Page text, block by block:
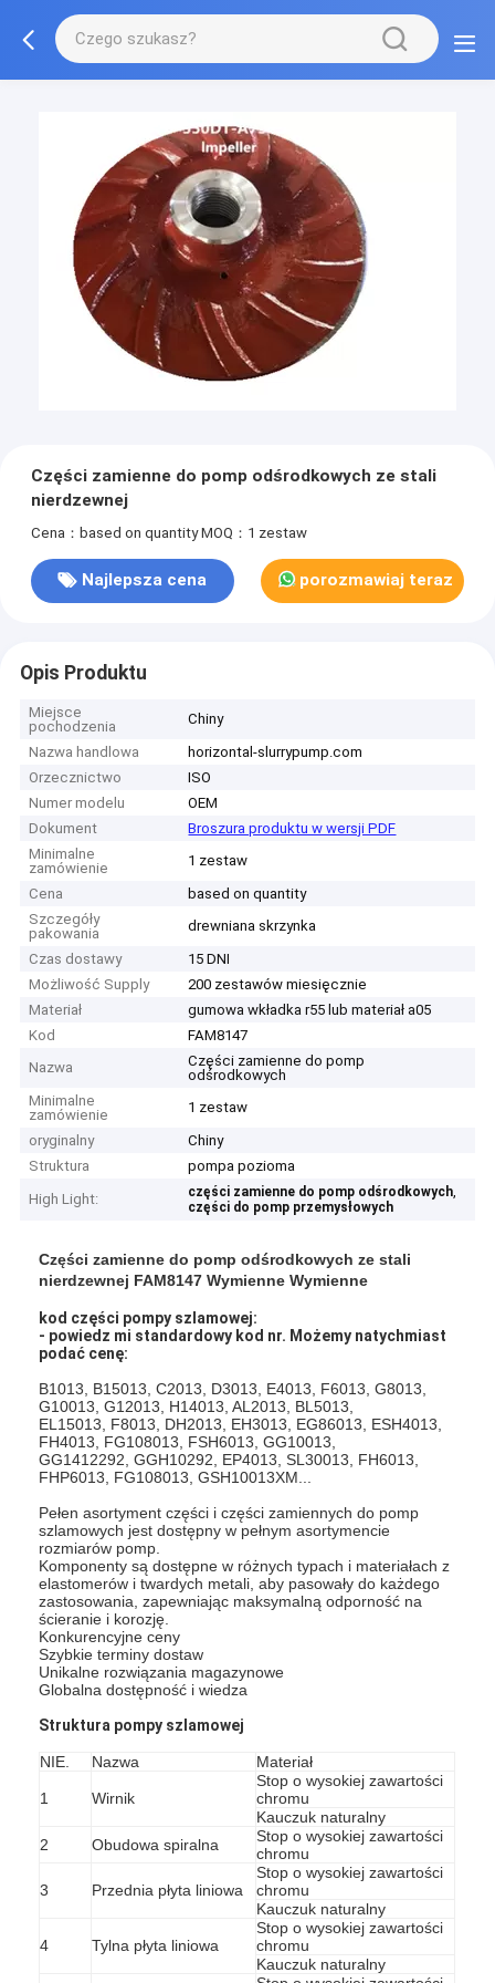
Części zamienne do pomp odśrodkowych ze stali
nierdzewnej
Cena：based on quantity MOQ：1 zestaw
Najlepsza cena porozmawiaj teraz
Opis Produktu
Miejsce
pochodzenia
Chiny
Nazwa handlowa
horizontal-slurrypump.com
Orzecznictwo
ISO
Numer modelu
OEM
Dokument
Broszura produktu w wersji PDF
Minimalne
zamówienie
1 zestaw
Cena
based on quantity
Szczegóły
pakowania
drewniana skrzynka
Czas dostawy
15 DNI
Możliwość Supply
200 zestawów miesięcznie
Materiał
gumowa wkładka r55 lub materiał a05
Kod
FAM8147
Nazwa
Części zamienne do pomp
odśrodkowych
Minimalne
zamówienie
1 zestaw
oryginalny
Chiny
Struktura
pompa pozioma
High Light:
części zamienne do pomp odśrodkowych,
części do pomp przemysłowych
Części zamienne do pomp odśrodkowych ze stali
nierdzewnej FAM8147 Wymienne Wymienne
kod części pompy szlamowej:
- powiedz mi standardowy kod nr. Możemy natychmiast
podać cenę:
B1013, B15013, C2013, D3013, E4013, F6013, G8013,
G10013, G12013, H14013, AL2013, BL5013,
EL15013, F8013, DH2013, EH3013, EG86013, ESH4013,
FH4013, FG108013, FSH6013, GG10013,
GG1412292, GGH10292, EP4013, SL30013, FH6013,
FHP6013, FG108013, GSH10013XM...
Pełen asortyment części i części zamiennych do pomp
szlamowych jest dostępny w pełnym asortymencie
rozmiarów pomp.
Komponenty są dostępne w różnych typach i materiałach z
elastomerów i twardych metali, aby pasowały do ​​​​każdego
zastosowania, zapewniając maksymalną odporność na
ścieranie i korozję.
Konkurencyjne ceny
Szybkie terminy dostaw
Unikalne rozwiązania magazynowe
Globalna dostępność i wiedza
Struktura pompy szlamowej
NIE. Nazwa Materiał
1 Wirnik
Stop o wysokiej zawartości
chromu
Kauczuk naturalny
2
Obudowa spiralna
Stop o wysokiej zawartości
chromu
3 Przednia płyta liniowa
Stop o wysokiej zawartości
chromu
Kauczuk naturalny
4 Tylna płyta liniowa
Stop o wysokiej zawartości
chromu
Kauczuk naturalny